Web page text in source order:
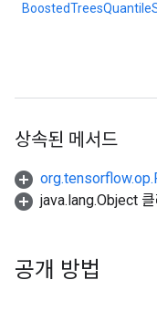
상속된 메서드
java.lang.Object
공개 방법